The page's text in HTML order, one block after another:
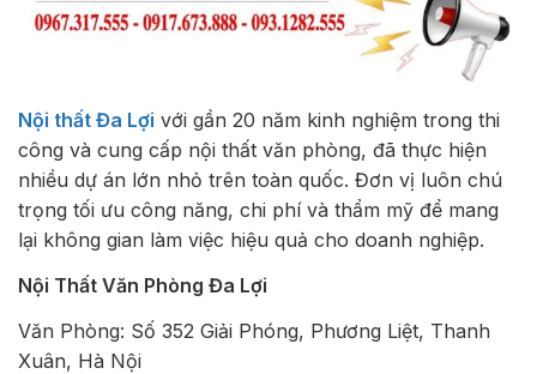
Nội thất Đa Lợi với gần 20 năm kinh nghiệm trong thi
công và cung cấp nội thất văn phòng, đã thực hiện
nhiều dự án lớn nhỏ trên toàn quốc. Đơn vị luôn chú
trọng tối ưu công năng, chi phí và thẩm mỹ để mang
lại không gian làm việc hiệu quả cho doanh nghiệp.
Nội Thất Văn Phòng Đa Lợi
Văn Phòng: Số 352 Giải Phóng, Phương Liệt, Thanh
Xuân, Hà Nội